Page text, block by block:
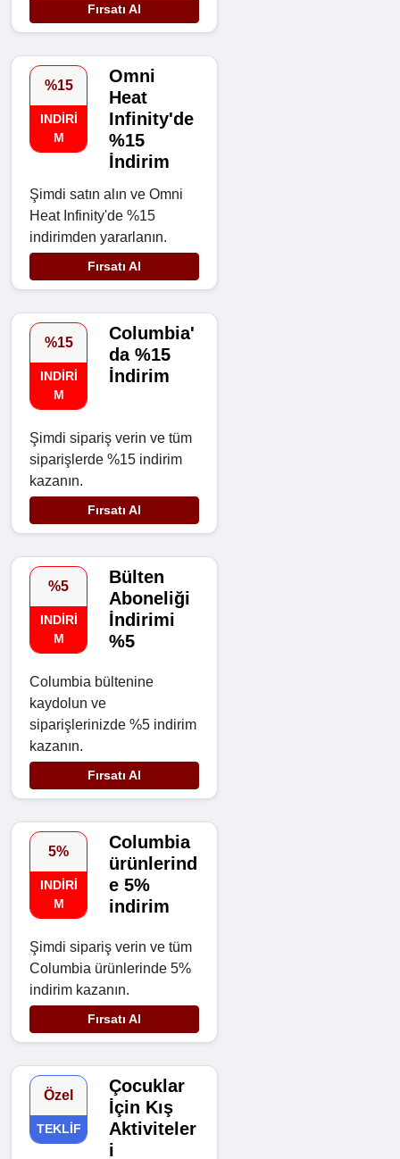
Fırsatı Al
%15
INDIRI
M
Omni
Heat
Infinity'de
%15
İndirim
Şimdi satın alın ve Omni
Heat Infinity'de %15
indirimden yararlanın.
Fırsatı Al
%15
INDIRI
M
Columbia'
da %15
İndirim
Şimdi sipariş verin ve tüm
siparişlerde %15 indirim
kazanın.
Fırsatı Al
%5
INDIRI
M
Bülten
Aboneliği
İndirimi
%5
Columbia bültenine
kaydolun ve
siparişlerinizde %5 indirim
kazanın.
Fırsatı Al
5%
INDIRI
M
Columbia
ürünlerind
e 5%
indirim
Şimdi sipariş verin ve tüm
Columbia ürünlerinde 5%
indirim kazanın.
Fırsatı Al
Özel
TEKLIF
Çocuklar
İçin Kış
Aktiviteler
i